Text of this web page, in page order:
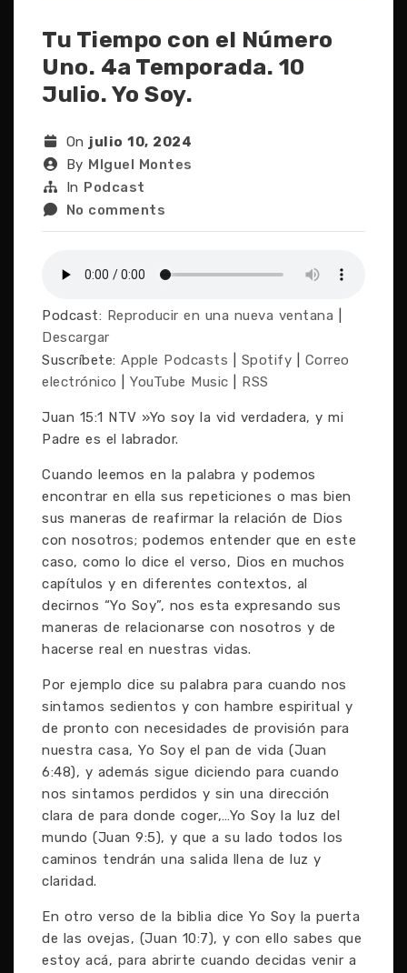
Tu Tiempo con el Número
Uno. 4a Temporada. 10
Julio. Yo Soy.
On julio 10, 2024
By MIguel Montes
In Podcast
No comments
Podcast: Reproducir en una nueva ventana
Descargar
Suscríbete: Apple Podcasts Spotify
Correo
electrónico
YouTube Music RSS
Juan 15:1 NTV »Yo soy la vid verdadera, y mi
Padre es el labrador.
Cuando leemos en la palabra y podemos
encontrar en ella sus repeticiones o mas bien
sus maneras de reafirmar la relación de Dios
con nosotros; podemos entender que en este
caso, como lo dice el verso, Dios en muchos
capítulos y en diferentes contextos, al
decirnos “Yo Soy”, nos esta expresando sus
maneras de relacionarse con nosotros y de
hacerse real en nuestras vidas.
Por ejemplo dice su palabra para cuando nos
sintamos sedientos y con hambre espiritual y
de pronto con necesidades de provisión para
nuestra casa, Yo Soy el pan de vida (Juan
6:48), y además sigue diciendo para cuando
nos sintamos perdidos y sin una dirección
clara de para donde coger,…Yo Soy la luz del
mundo (Juan 9:5), y que a su lado todos los
caminos tendrán una salida llena de luz y
claridad.
En otro verso de la biblia dice Yo Soy la puerta
de las ovejas, (Juan 10:7), y con ello sabes que
estoy acá, para abrirte cuando decidas venir a